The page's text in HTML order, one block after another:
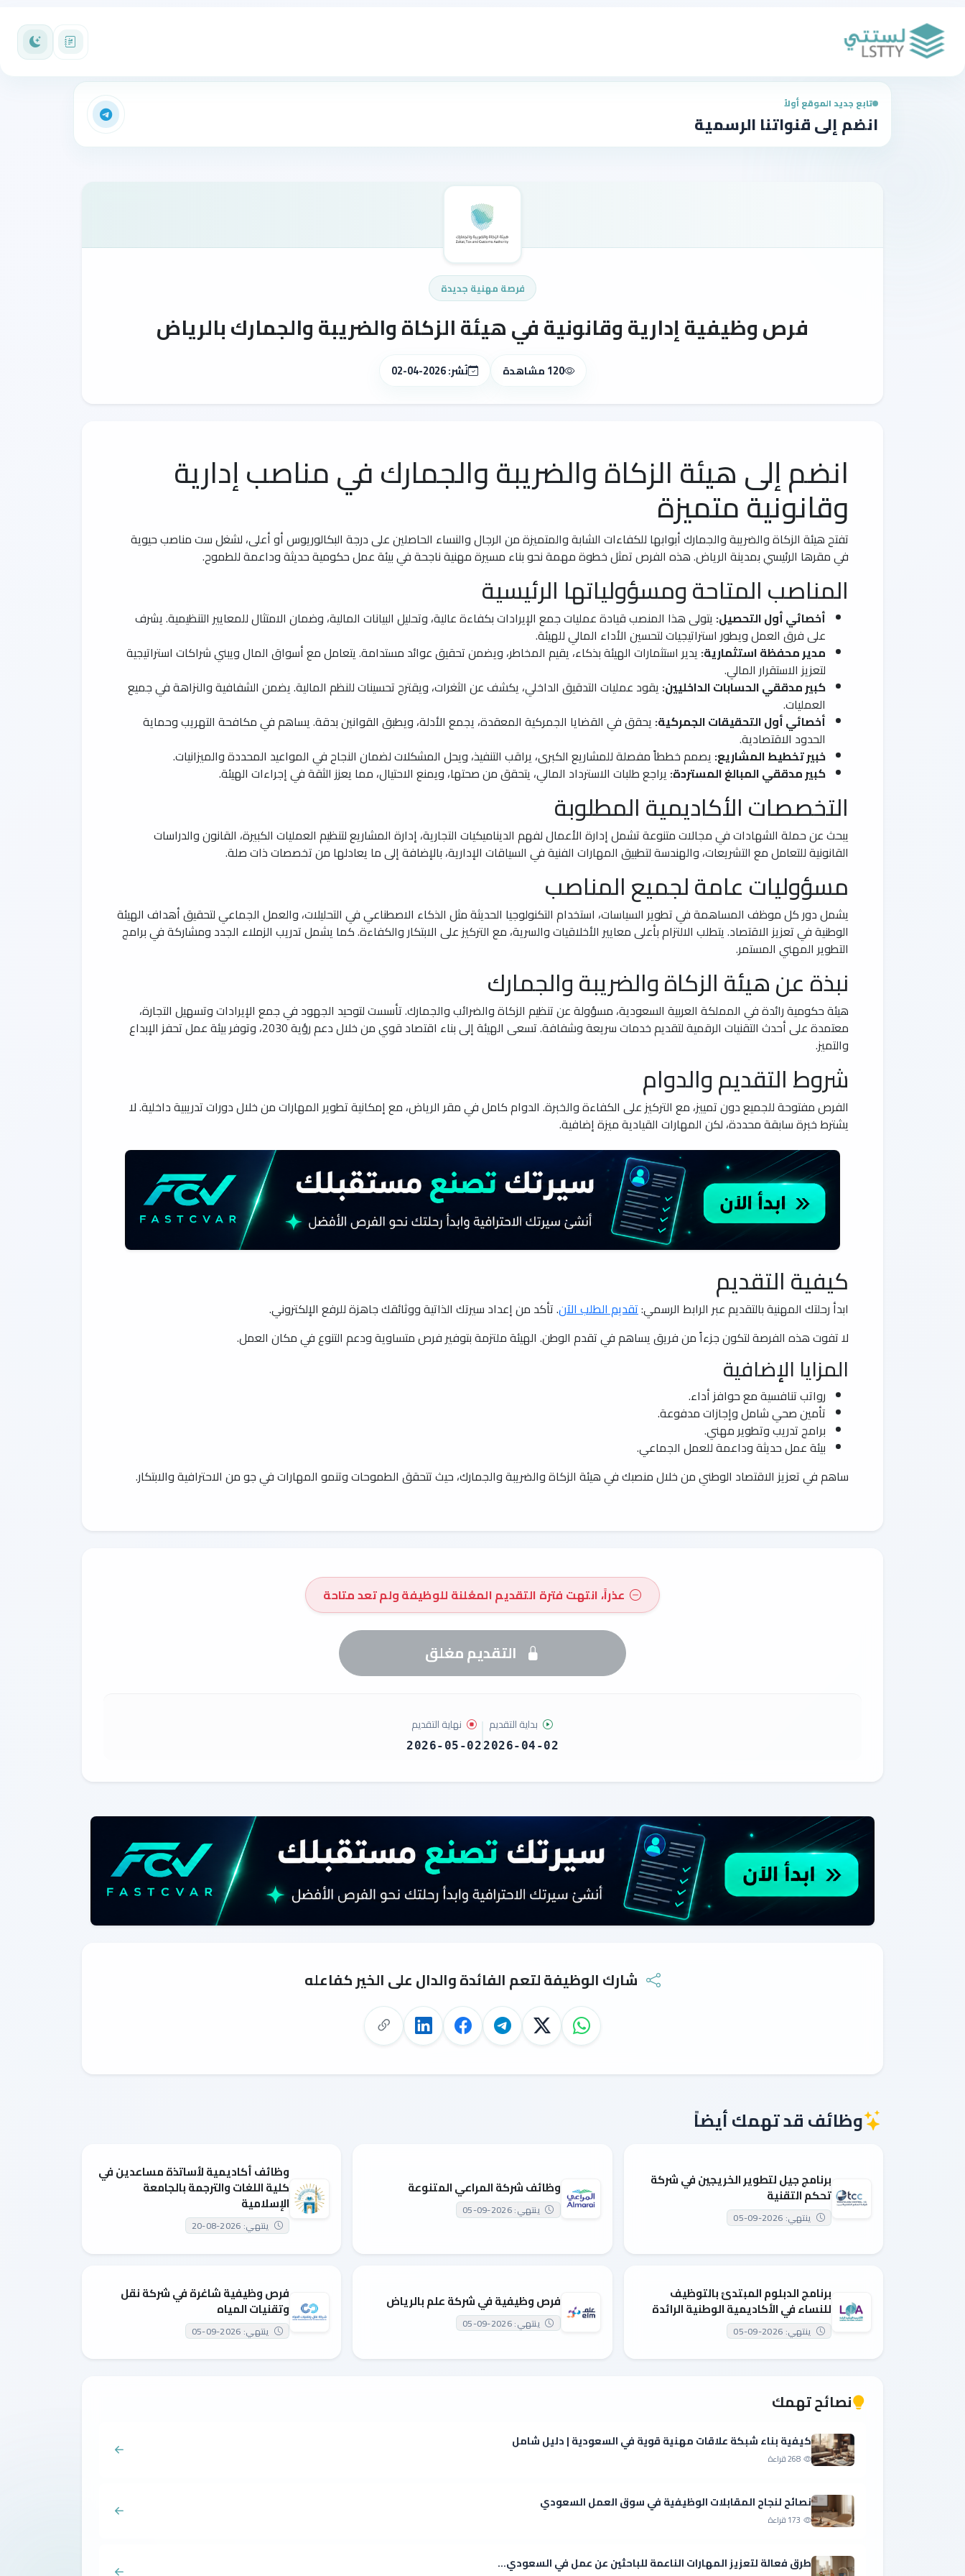
تابع جديد الموقع أولاً
انضم إلى قنواتنا الرسمية
فرصة مهنية جديدة
فرص وظيفية إدارية وقانونية في هيئة الزكاة والضريبة والجمارك بالرياض
120 مشاهدة نُشر: 2026-04-02
انضم إلى هيئة الزكاة والضريبة والجمارك في مناصب إدارية
وقانونية متميزة
تفتح هيئة الزكاة والضريبة والجمارك أبوابها للكفاءات الشابة والمتميزة من الرجال والنساء الحاصلين على درجة البكالوريوس أو أعلى، لشغل ست مناصب حيوية
في مقرها الرئيسي بمدينة الرياض. هذه الفرص تمثل خطوة مهمة نحو بناء مسيرة مهنية ناجحة في بيئة عمل حكومية حديثة وداعمة للطموح.
المناصب المتاحة ومسؤولياتها الرئيسية
أخصائي أول التحصيل: يتولى هذا المنصب قيادة عمليات جمع الإيرادات بكفاءة عالية، وتحليل البيانات المالية، وضمان الامتثال للمعايير التنظيمية. يشرف
على فرق العمل ويطور استراتيجيات لتحسين الأداء المالي للهيئة.
مدير محفظة استثمارية: يدير استثمارات الهيئة بذكاء، يقيم المخاطر، ويضمن تحقيق عوائد مستدامة. يتعامل مع أسواق المال ويبني شراكات استراتيجية
لتعزيز الاستقرار المالي.
كبير مدققي الحسابات الداخليين: يقود عمليات التدقيق الداخلي، يكشف عن الثغرات، ويقترح تحسينات للنظم المالية. يضمن الشفافية والنزاهة في جميع
العمليات.
أخصائي أول التحقيقات الجمركية: يحقق في القضايا الجمركية المعقدة، يجمع الأدلة، ويطبق القوانين بدقة. يساهم في مكافحة التهريب وحماية
الحدود الاقتصادية.
خبير تخطيط المشاريع: يصمم خططاً مفصلة للمشاريع الكبرى، يراقب التنفيذ، ويحل المشكلات لضمان النجاح في المواعيد المحددة والميزانيات.
كبير مدققي المبالغ المستردة: يراجع طلبات الاسترداد المالي، يتحقق من صحتها، ويمنع الاحتيال، مما يعزز الثقة في إجراءات الهيئة.
التخصصات الأكاديمية المطلوبة
يبحث عن حملة الشهادات في مجالات متنوعة تشمل إدارة الأعمال لفهم الديناميكيات التجارية، إدارة المشاريع لتنظيم العمليات الكبيرة، القانون والدراسات
القانونية للتعامل مع التشريعات، والهندسة لتطبيق المهارات الفنية في السياقات الإدارية، بالإضافة إلى ما يعادلها من تخصصات ذات صلة.
مسؤوليات عامة لجميع المناصب
يشمل دور كل موظف المساهمة في تطوير السياسات، استخدام التكنولوجيا الحديثة مثل الذكاء الاصطناعي في التحليلات، والعمل الجماعي لتحقيق أهداف الهيئة
الوطنية في تعزيز الاقتصاد. يتطلب الالتزام بأعلى معايير الأخلاقيات والسرية، مع التركيز على الابتكار والكفاءة. كما يشمل تدريب الزملاء الجدد ومشاركة في برامج
التطوير المهني المستمر.
نبذة عن هيئة الزكاة والضريبة والجمارك
هيئة حكومية رائدة في المملكة العربية السعودية، مسؤولة عن تنظيم الزكاة والضرائب والجمارك. تأسست لتوحيد الجهود في جمع الإيرادات وتسهيل التجارة،
معتمدة على أحدث التقنيات الرقمية لتقديم خدمات سريعة وشفافة. تسعى الهيئة إلى بناء اقتصاد قوي من خلال دعم رؤية 2030، وتوفر بيئة عمل تحفز الإبداع
والتميز.
شروط التقديم والدوام
الفرص مفتوحة للجميع دون تمييز، مع التركيز على الكفاءة والخبرة. الدوام كامل في مقر الرياض، مع إمكانية تطوير المهارات من خلال دورات تدريبية داخلية. لا
يشترط خبرة سابقة محددة، لكن المهارات القيادية ميزة إضافية.
كيفية التقديم
ابدأ رحلتك المهنية بالتقديم عبر الرابط الرسمي:تقديم الطلب الآن. تأكد من إعداد سيرتك الذاتية ووثائقك جاهزة للرفع الإلكتروني.
لا تفوت هذه الفرصة لتكون جزءاً من فريق يساهم في تقدم الوطن. الهيئة ملتزمة بتوفير فرص متساوية ودعم التنوع في مكان العمل.
المزايا الإضافية
رواتب تنافسية مع حوافز أداء.
تأمين صحي شامل وإجازات مدفوعة.
برامج تدريب وتطوير مهني.
بيئة عمل حديثة وداعمة للعمل الجماعي.
ساهم في تعزيز الاقتصاد الوطني من خلال منصبك في هيئة الزكاة والضريبة والجمارك، حيث تتحقق الطموحات وتنمو المهارات في جو من الاحترافية والابتكار.
عذراً، انتهت فترة التقديم المعُلنة للوظيفة ولم تعد متاحة
التقديم مغلق
بداية التقديم
2026-04-02
نهاية التقديم
2026-05-02
شارك الوظيفة لتعم الفائدة والدال على الخير كفاعله
وظائف قد تهمك أيضاً
برنامج جيل لتطوير الخريجين في شركة
تحكم التقنية
ينتهي: 2026-09-05
وظائف شركة المراعي المتنوعة
ينتهي: 2026-09-05
وظائف أكاديمية لأساتذة مساعدين في
كلية اللغات والترجمة بالجامعة
الإسلامية
ينتهي: 2026-08-20
برنامج الدبلوم المبتدئ بالتوظيف
للنساء في الأكاديمية الوطنية الرائدة
ينتهي: 2026-09-05
فرص وظيفية في شركة علم بالرياض
ينتهي: 2026-09-05
فرص وظيفية شاغرة في شركة نقل
وتقنيات المياه
ينتهي: 2026-09-05
نصائح تهمك
كيفية بناء شبكة علاقات مهنية قوية في السعودية | دليل شامل
268 قراءة
نصائح لنجاح المقابلات الوظيفية في سوق العمل السعودي
173 قراءة
طرق فعالة لتعزيز المهارات الناعمة للباحثين عن عمل في السعودي...